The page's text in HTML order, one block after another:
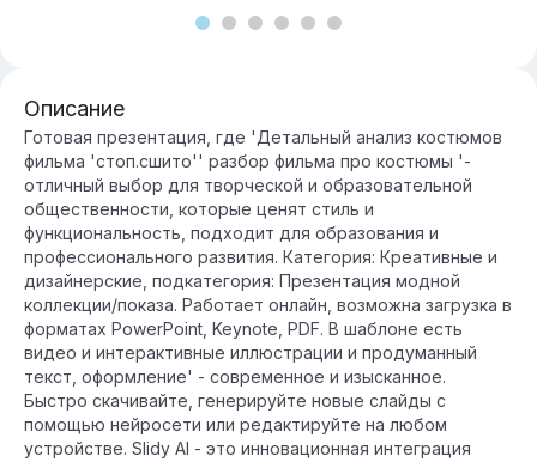
Описание
Готовая презентация, где 'Детальный анализ костюмов
фильма 'стоп.сшито'' разбор фильма про костюмы '-
отличный выбор для творческой и образовательной
общественности, которые ценят стиль и
функциональность, подходит для образования и
профессионального развития. Категория: Креативные и
дизайнерские, подкатегория: Презентация модной
коллекции/показа. Работает онлайн, возможна загрузка в
форматах PowerPoint, Keynote, PDF. В шаблоне есть
видео и интерактивные иллюстрации и продуманный
текст, оформление' - современное и изысканное.
Быстро скачивайте, генерируйте новые слайды с
помощью нейросети или редактируйте на любом
устройстве. Slidy AI - это инновационная интеграция